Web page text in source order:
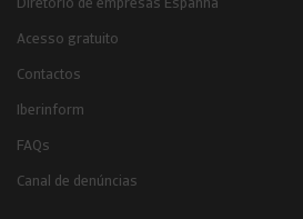
Acesso gratuito
Contactos
Iberinform
FAQs
Canal de denúncias